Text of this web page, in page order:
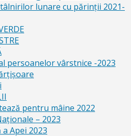
lunare cu părinții 2021-
persoanelor vârstnice -2023
pentru mâine 2022
– 2023
Apei 2023